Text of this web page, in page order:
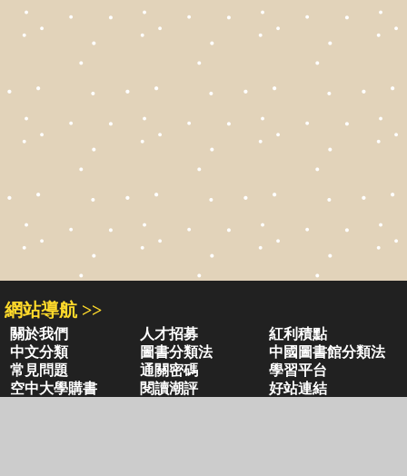
網站導航 >>
關於我們 人才招募
紅利積點
中文分類
圖書分類法
中國圖書館分類法
常見問題
通關密碼
學習平台
空中大學購書
閱讀潮評 好站連結